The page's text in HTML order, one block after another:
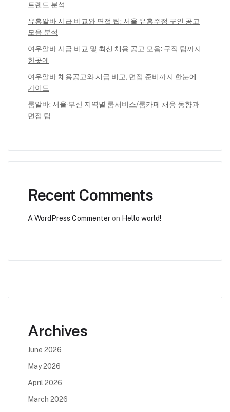
트렌드 분석
유흥알바 시급 비교와 면접 팁: 서울 유흥주점 구인 공고
모음 분석
여우알바 시급 비교 및 최신 채용 공고 모음: 구직 팁까지
한곳에
여우알바 채용공고와 시급 비교, 면접 준비까지 한눈에
가이드
룸알바: 서울·부산 지역별 룸서비스/룸카페 채용 동향과
면접 팁
Recent Comments
A WordPress Commenteron Hello world!
Archives
June 2026
May 2026
April 2026
March 2026